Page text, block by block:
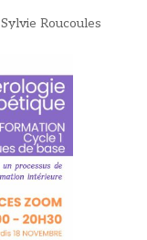
Sylvie Roucoules